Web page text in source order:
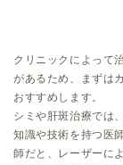
クリニックによって
があるため、まずは
おすすめします。
シミや肝斑治療では
知識や技術を持つ医
師だと、レーザーに